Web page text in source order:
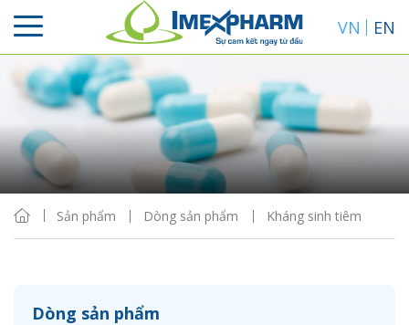
VN EN
Sản phẩm Dòng sản phẩm Kháng sinh tiêm
Dòng sản phẩm
Sắp xếp
Hiển thị